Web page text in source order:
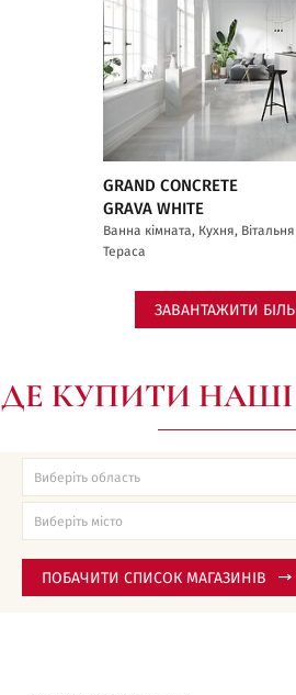
GRAND CONCRETE
GRAVA WHITE
Ванна кімната, Кухня,
Тераса
ЗАВАНТАЖИТИ
ДЕ КУПИТИ НАШІ
ПОБАЧИТИ СПИСОК МАГАЗИНІВ